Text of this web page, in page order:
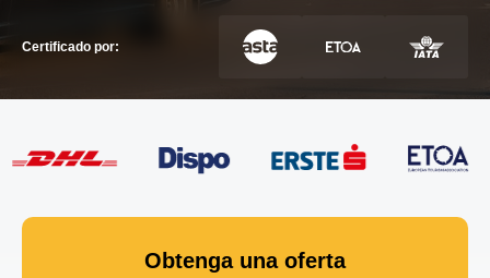
Certificado por:
Obtenga una oferta